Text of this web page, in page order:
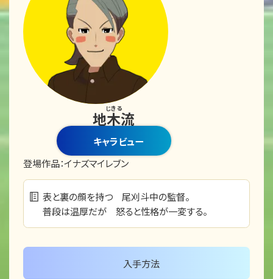
地木流
じきる
キャラビュー
登場作品：イナズマイレブン
表と裏の顔を持つ 尾刈斗中の監督。
普段は温厚だが 怒ると性格が一変する。
入手方法